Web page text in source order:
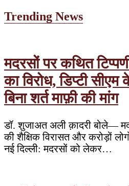
Trending News
मदरसों पर कथित
का विरोध, डिप्टी
बिना शर्त माफ़ी की मांग
डॉ. शुजाअत अली क़ादरी बोले—
की शैक्षिक विरासत और करोड़ों
नई दिल्ली: मदरसों को लेकर…